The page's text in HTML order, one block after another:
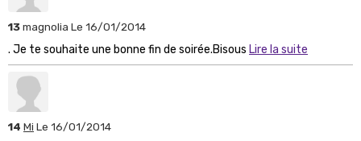
13magnolia Le 16/01/2014
. Je te souhaite une bonne fin de soirée.Bisous Lire la suite
14 Mi Le 16/01/2014